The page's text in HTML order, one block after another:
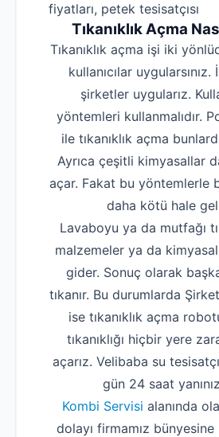
fiyatları, petek tesisatçısı
Tıkanıklık Açma
Tıkanıklık açma işi iki
kullanıcılar
şirketler uygularız.
yöntemleri kullanmalıdır.
ile tıkanıklık açma
Ayrıca çeşitli kimyasallar
açar. Fakat bu yöntemlerle
daha kötü hale
Lavaboyu ya da mutfağı
malzemeler ya da
gider. Sonuç olarak
tıkanır. Bu durumlarda
ise tıkanıklık açma
tıkanıklığı hiçbir yere
açarız. Velibaba su
gün 24 saat
Kombi Servisi alanında
dolayı firmamız